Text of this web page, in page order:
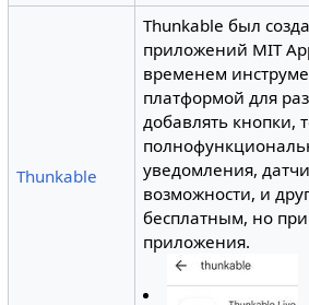
Thunkable
Thunkable был
приложений MIT
временем
платформой для
добавлять кнопки,
уведомления,
возможности, и
бесплатным, но
приложения.